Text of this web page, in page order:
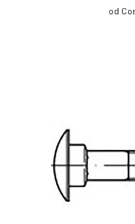
od